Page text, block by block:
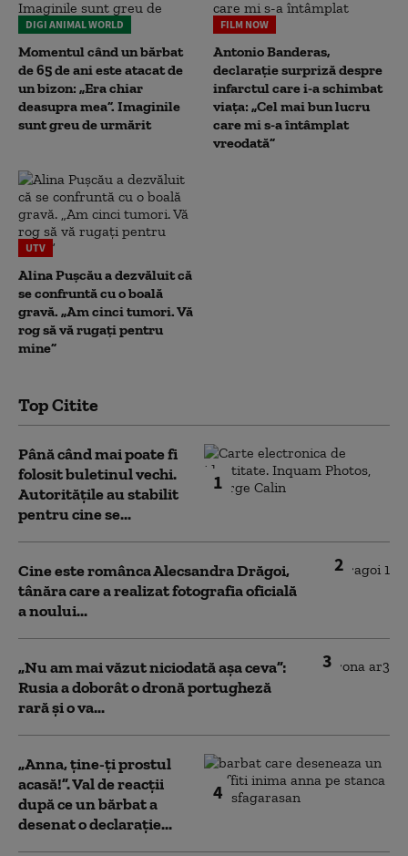
DIGI ANIMAL WORLD
Momentul când un bărbat
de 65 de ani este atacat de
un bizon: „Era chiar
deasupra mea”. Imaginile
sunt greu de urmărit
FILM NOW
Antonio Banderas,
declarație surpriză despre
infarctul care i-a schimbat
viața: „Cel mai bun lucru
care mi s-a întâmplat
vreodată”
UTV
Alina Pușcău a dezvăluit că
se confruntă cu o boală
gravă. „Am cinci tumori. Vă
rog să vă rugați pentru
mine”
Top Citite
1
Până când mai poate fi
folosit buletinul vechi.
Autoritățile au stabilit
pentru cine se...
2
Cine este românca Alecsandra Drăgoi,
tânăra care a realizat fotografia oficială
a noului...
3
„Nu am mai văzut niciodată așa ceva”:
Rusia a doborât o dronă portugheză
rară și o va...
4
„Anna, ţine-ţi prostul
acasă!”. Val de reacții
după ce un bărbat a
desenat o declarație...